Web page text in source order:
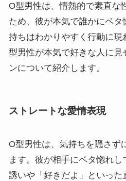
O型男性は、情熱的で素直な
ため、彼が本気で誰かにベ
持ちはわかりやすく行動に現
型男性が本気で好きな人に見
ンについて紹介します。
ストレートな愛情表現
O型男性は、気持ちを隠さず
ます。彼が相手にベタ惚れ
誘いや「好きだよ」といった